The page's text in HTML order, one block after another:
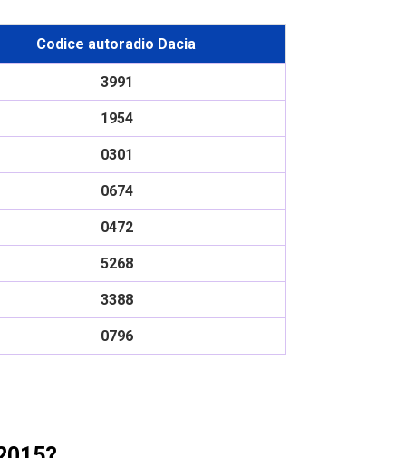
Codice autoradio Dacia
3991
1954
0301
0674
0472
5268
3388
0796